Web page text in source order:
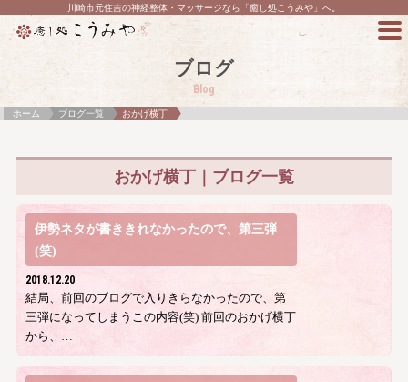
川崎市元住吉の神経整体・マッサージなら「癒し処こうみや」へ。
ブログ
Blog
ホーム ブログ一覧 おかげ横丁
おかげ横丁｜ブログ一覧
伊勢ネタが書ききれなかったので、第三弾
(笑)
2018.12.20
結局、前回のブログで入りきらなかったので、第
三弾になってしまうこの内容(笑) 前回のおかげ横丁
から、…